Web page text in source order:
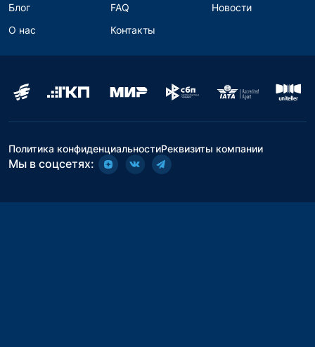
Блог FAQ
Новости
О нас
Контакты
Политика конфиденциальностиРеквизиты компании
Мы в соцсетях: